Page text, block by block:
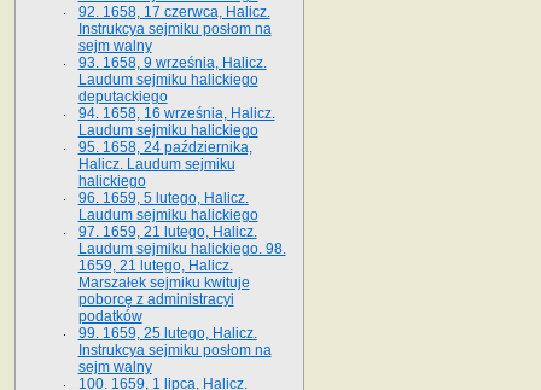
92. 1658, 17 czerwca, Halicz.
Instrukcya sejmiku posłom na
sejm walny
93. 1658, 9 września, Halicz.
Laudum sejmiku halickiego
deputackiego
94. 1658, 16 września, Halicz.
Laudum sejmiku halickiego
95. 1658, 24 października,
Halicz. Laudum sejmiku
halickiego
96. 1659, 5 lutego, Halicz.
Laudum sejmiku halickiego
97. 1659, 21 lutego, Halicz.
Laudum sejmiku halickiego. 98.
1659, 21 lutego, Halicz.
Marszałek sejmiku kwituje
poborcę z administracyi
podatków
99. 1659, 25 lutego, Halicz.
Instrukcya sejmiku posłom na
sejm walny
100. 1659, 1 lipca, Halicz.